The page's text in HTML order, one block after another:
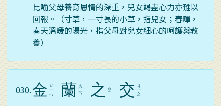
比喻父母養育恩情的深重，兒女竭盡心力亦難以
回報。（寸草，一寸長的小草，指兒女；春暉，
春天溫暖的陽光，指父母對兒女細心的呵護與教
養）
030.金 ㄐ
ㄧ
ㄣ 蘭 ㄌ
ㄢ ˊ 之 ㄓ 交 ㄐ
ㄧ
ㄠ